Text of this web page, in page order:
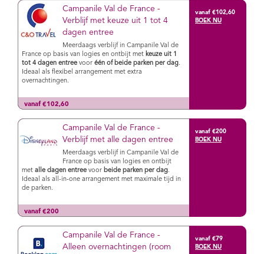
Campanile Val de France -
Verblijf met keuze uit 1 tot 4
dagen entree
Meerdaags verblijf in Campanile Val de
France op basis van logies en ontbijt met keuze uit 1
tot 4 dagen entree voor één of beide parken per dag.
Ideaal als flexibel arrangement met extra
overnachtingen.
vanaf €102,60
vanaf €102,60
Campanile Val de France -
Verblijf met alle dagen entree
Meerdaags verblijf in Campanile Val de
France op basis van logies en ontbijt
met alle dagen entree voor beide parken per dag.
Ideaal als all-in-one arrangement met maximale tijd in
de parken.
vanaf €200
vanaf €200
Campanile Val de France -
Alleen overnachtingen (room
vanaf €79